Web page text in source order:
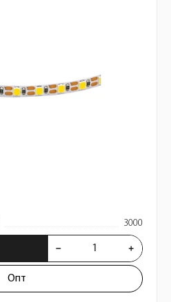
3000
Опт